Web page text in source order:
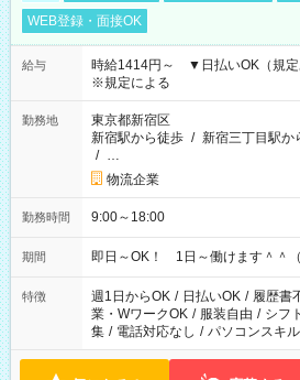
WEB登録・面接OK
給与
時給1414円～ ▼日払いOK（規
※規定による
勤務地
東京都新宿区
新宿駅から徒歩 / 新宿三丁目駅か
/ …
物流企業
勤務時間 9:00～18:00
期間 即日～OK！ 1日～働けます＾＾（
特徴 週1日からOK / 日払いOK / 履歴書
業・WワークOK / 服装自由 / シフ
集 / 電話対応なし / パソコンスキ